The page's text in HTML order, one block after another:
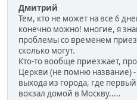
Дмитрий
Тем, кто не может на все 6
конечно можно! многие, я
проблемы со временем
сколько могут.
Кто-то вообще приезжает,
Церкви (не помню название)
выхода из города, где
вокзал домой в Москву.....